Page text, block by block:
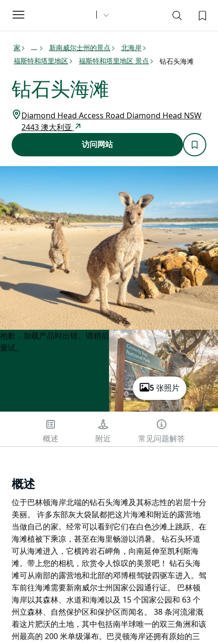
Toggle
navigation
家 ... 新南威尔士州的景点
北海岸
福斯特和塔里地区
福斯特和塔里地区 景点 钻石头海滩
钻石头海滩
Diamond Head Access Road Diamond Head NSW
2443 澳大利亚
访问网站
5 张照片
Product
List
Product
List
抱歉，加载产品时出错。请稍后
重试。
概述 附近 常见问题解答
概述
位于巴林顿海岸北端的钻石头海滩及其标志性的岩层十分
美丽。 许多东部灰大袋鼠都把这片海滩和附近的露营地
当做自己的家。经常可以看到它们在白色沙滩上跳跃、在
海滩植被下乘凉，甚至在海里畅游以消暑。 钻石头环道
可从海滩进入，它横跨岩石岬角，向南延伸至凯利斯海
滩。带上您的相机，欣赏令人惊叹的美景吧！ 钻石头海
滩可从南部的露营地和北部的邓博根驾驶四驱车进入。驾
车前往海滩需要新南威尔士州国家公园通行证。 巴林顿
海岸以其森林、水道和海滩以及 15 个国家公园和 63 个
州立森林、自然保护区和保护区而闻名。 38 条河流灌溉
着这片肥沃的土地，其中包括南半球唯一的双三角洲和该
州最高的 200 米单级瀑布。巴灵顿海岸还拥有原始的三